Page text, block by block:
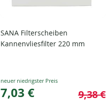
SANA Filterscheiben
Kannenvliesfilter 220 mm
Special
Price
7,03 € 9,38 €